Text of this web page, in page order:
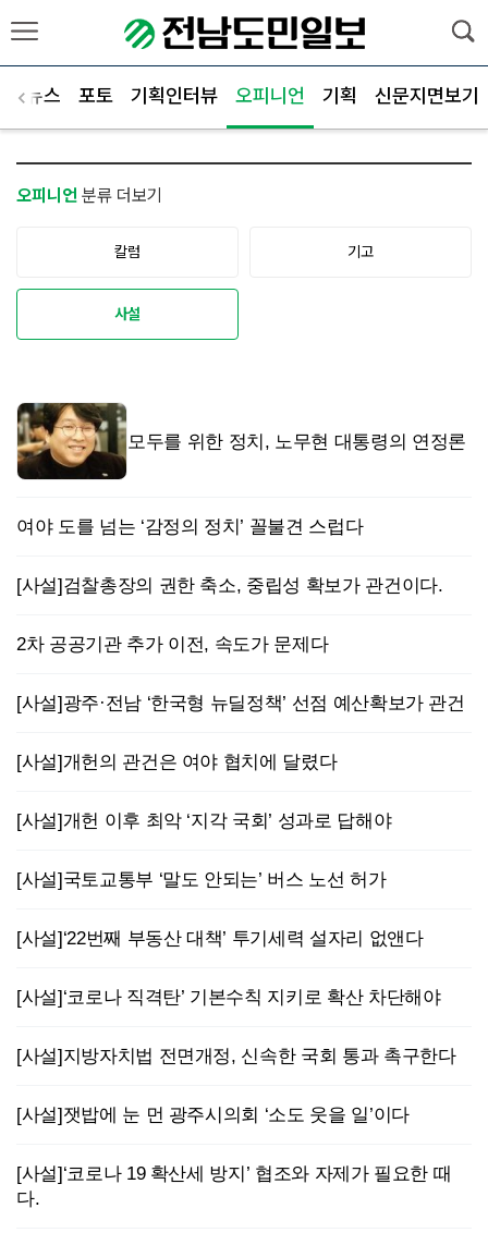
별뉴스 포토 기획인터뷰 오피니언 기획 신문지면보기
오피니언 분류 더보기
칼럼 기고
사설
모두를 위한 정치, 노무현 대통령의 연정론
여야 도를 넘는 ‘감정의 정치’ 꼴불견 스럽다
[사설]검찰총장의 권한 축소, 중립성 확보가 관건이다.
2차 공공기관 추가 이전, 속도가 문제다
[사설]광주·전남 ‘한국형 뉴딜정책’ 선점 예산확보가 관건
[사설]개헌의 관건은 여야 협치에 달렸다
[사설]개헌 이후 최악 ‘지각 국회’ 성과로 답해야
[사설]국토교통부 ‘말도 안되는’ 버스 노선 허가
[사설]‘22번째 부동산 대책’ 투기세력 설자리 없앤다
[사설]‘코로나 직격탄’ 기본수칙 지키로 확산 차단해야
[사설]지방자치법 전면개정, 신속한 국회 통과 촉구한다
[사설]잿밥에 눈 먼 광주시의회 ‘소도 웃을 일’이다
[사설]‘코로나 19 확산세 방지’ 협조와 자제가 필요한 때
다.